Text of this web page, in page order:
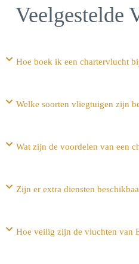
Veelgestelde
Hoe boek ik een chartervlucht
Welke soorten vliegtuigen zijn
Wat zijn de voordelen van een
Zijn er extra diensten
Hoe veilig zijn de vluchten van